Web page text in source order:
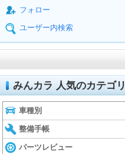
フォロー
ユーザー内検索
みんカラ 人気のカテゴリ
車種別
整備手帳
パーツレビュー